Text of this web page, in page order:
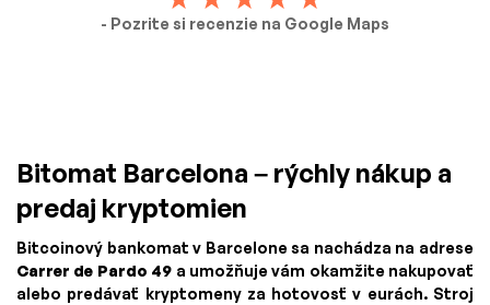
- Pozrite si recenzie na Google Maps
Bitomat Barcelona – rýchly nákup a
predaj kryptomien
Bitcoinový bankomat v Barcelone sa nachádza na adrese
Carrer de Pardo 49 a umožňuje vám okamžite nakupovať
alebo predávať kryptomeny za hotovosť v eurách. Stroj